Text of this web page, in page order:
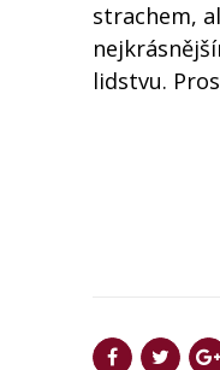
strachem,
lidstvu.